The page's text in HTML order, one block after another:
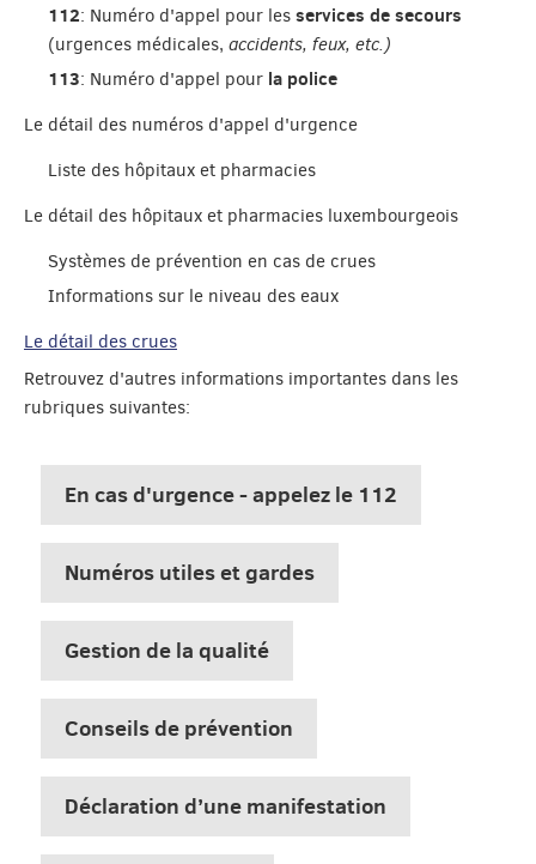
112: Numéro d'appel pour les services de secours
(urgences médicales, accidents, feux, etc.)
113: Numéro d'appel pour la police
Le détail des numéros d'appel d'urgence
Liste des hôpitaux et pharmacies
Le détail des hôpitaux et pharmacies luxembourgeois
Systèmes de prévention en cas de crues
Informations sur le niveau des eaux
Le détail des crues
Retrouvez d'autres informations importantes dans les
rubriques suivantes:
En cas d'urgence - appelez le 112
Numéros utiles et gardes
Gestion de la qualité
Conseils de prévention
Déclaration d’une manifestation